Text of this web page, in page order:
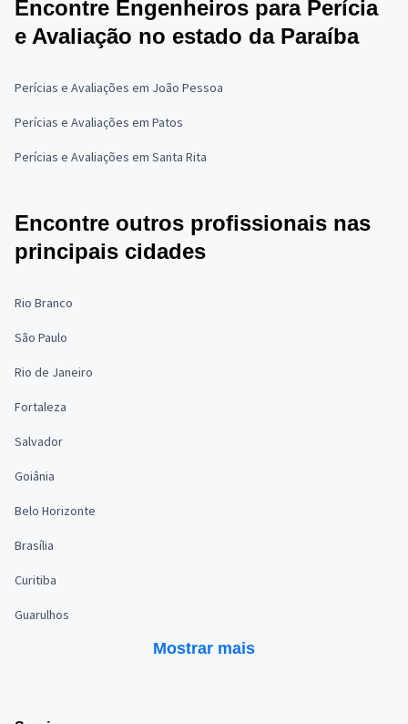
Encontre Engenheiros para Perícia
e Avaliação no estado da Paraíba
Perícias e Avaliações em João Pessoa
Perícias e Avaliações em Patos
Perícias e Avaliações em Santa Rita
Encontre outros profissionais nas
principais cidades
Rio Branco
São Paulo
Rio de Janeiro
Fortaleza
Salvador
Goiânia
Belo Horizonte
Brasília
Curitiba
Guarulhos
Mostrar mais